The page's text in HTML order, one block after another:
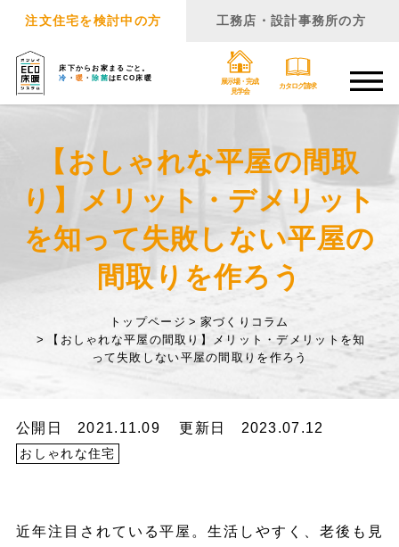
床下からお家まるごと。
冷 ・ 暖 ・ 除菌はECO床暖
展示場・完成
見学会
カタログ請求
注文住宅を検討中の方 工務店・設計事務所の方
【おしゃれな平屋の間取
り】メリット・デメリット
を知って失敗しない平屋の
間取りを作ろう
トップページ
家づくりコラム
【おしゃれな平屋の間取り】メリット・デメリットを知
って失敗しない平屋の間取りを作ろう
公開日 2021.11.09 更新日 2023.07.12
おしゃれな住宅
近年注目されている平屋。生活しやすく、老後も見